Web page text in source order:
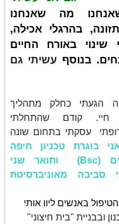
מה שאנחנו
בהרגלי אכילה,
שינוי באורח החיים
בנוסף עשיתי גם
הגעתי כחלק מתהליך
חיי. קודם שהתחלתי
עסקתי בתחום שונה
בוגרת טכניון חיפה
בארכיטקטורה ובינוי ערים (Bsc) ותואר שני
סביבה מאוניברסיטת
באנשים ליוו אותי
ובבניית "בית חיצוני"